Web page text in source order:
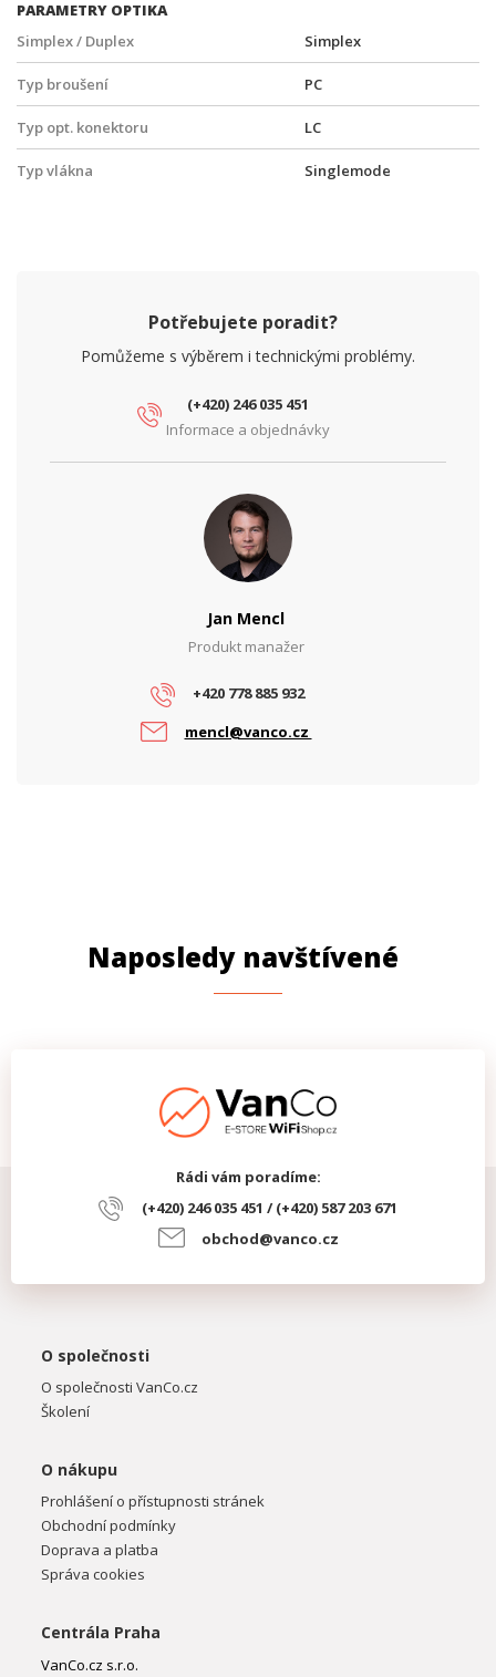
PARAMETRY OPTIKA
Simplex / Duplex
Simplex
Typ broušení PC
Typ opt. konektoru LC
Typ vlákna Singlemode
Potřebujete poradit?
Pomůžeme s výběrem i technickými problémy.
(+420) 246 035 451
Informace a objednávky
Jan Mencl
Produkt manažer
+420 778 885 932
mencl@vanco.cz
Naposledy navštívené
Rádi vám poradíme:
(+420) 246 035 451 / (+420) 587 203 671
obchod@vanco.cz
O společnosti
O společnosti VanCo.cz
Školení
O nákupu
Prohlášení o přístupnosti stránek
Obchodní podmínky
Doprava a platba
Správa cookies
Centrála Praha
VanCo.cz s.r.o.